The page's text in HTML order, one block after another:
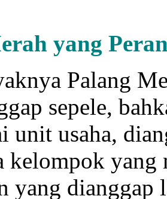
yang P
Palang
sepele,
unit usaha,
kelompok
yang